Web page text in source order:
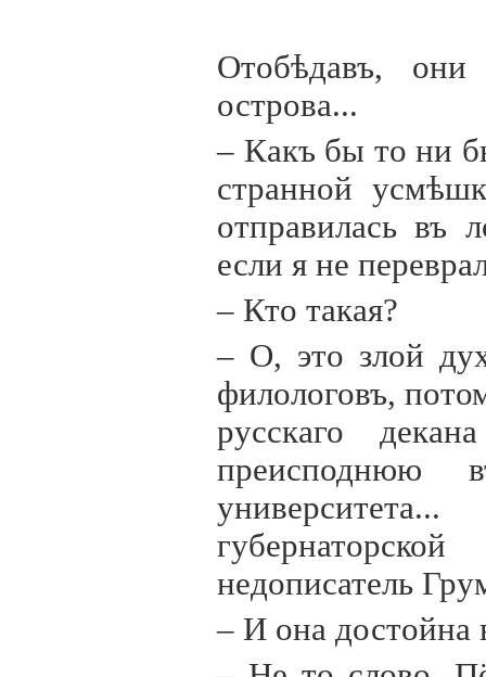
Отобѣдавъ, они
острова...
– Какъ бы то ни
странной
отправилась въ
если я не
– Кто такая?
– О, это злой
филологовъ,
русскаго
преисподнюю
недописатель
– И она достойна